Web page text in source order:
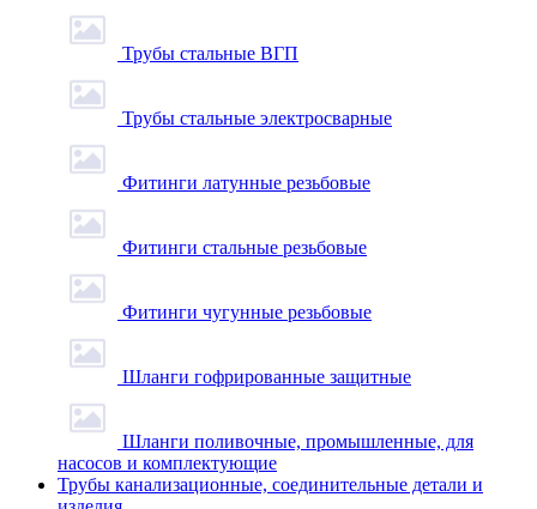
Трубы стальные ВГП
Трубы стальные электросварные
Фитинги латунные резьбовые
Фитинги стальные резьбовые
Фитинги чугунные резьбовые
Шланги гофрированные защитные
Шланги поливочные, промышленные, для
насосов и комплектующие
Трубы канализационные, соединительные детали и